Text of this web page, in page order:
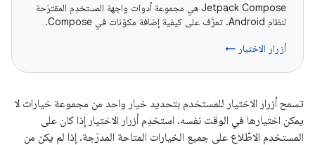
‫Jetpack Compose هي مجموعة أدوات واجهة المستخدِم المقترَحة
لنظام Android. تعرَّف على كيفية إضافة مكوّنات في Compose.
أزرار الاختيار ←
تسمح أزرار الاختيار للمستخدم بتحديد خيار واحد من مجموعة خيارات لا
يمكن اختيارها في الوقت نفسه. استخدِم أزرار الاختيار إذا كان على
المستخدم الاطّلاع على جميع الخيارات المتاحة المدرَجة. إذا لم يكن من